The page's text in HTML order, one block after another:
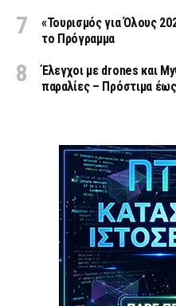
«Τουρισμός για Όλους
το Πρόγραμμα
Έλεγχοι με drones και
παραλίες – Πρόστιμα